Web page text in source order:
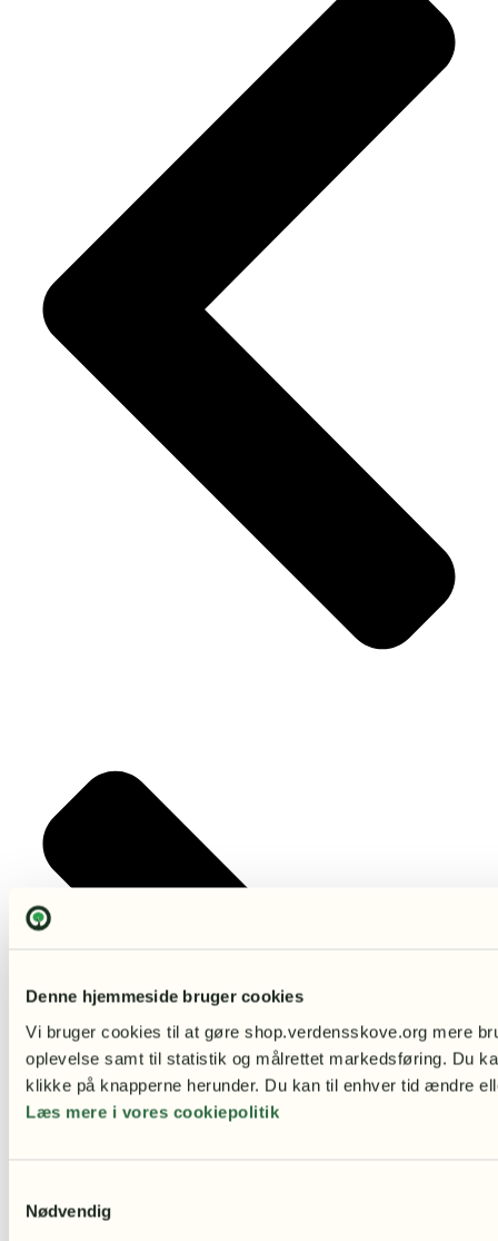
Denne hjemmeside bruger cookies
Vi bruger cookies til at gøre shop.verdensskove.org mere
oplevelse samt til statistik og målrettet markedsføring. Du
klikke på knapperne herunder. Du kan til enhver tid ændre
Læs mere i vores cookiepolitik
Nødvendig